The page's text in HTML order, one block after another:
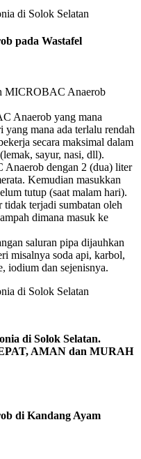
pada Wastafel
MICROBAC Anaerob
Anaerob yang mana
mana ada terlalu rendah
secara maksimal dalam
sayur, nasi, dll).
dengan 2 (dua) liter
Kemudian masukkan
tutup (saat malam hari).
tidak terjadi sumbatan oleh
dimana masuk ke
saluran pipa dijauhkan
misalnya soda api, karbol,
iodium dan sejenisnya.
di Solok Selatan.
AMAN dan MURAH
di Kandang Ayam